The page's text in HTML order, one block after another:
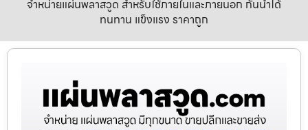
จำหน่ายแผ่นพลาสวูด สำหรับใช้ภายในและภายนอก กันน้ำได้
ทนทาน แข็งแรง ราคาถูก